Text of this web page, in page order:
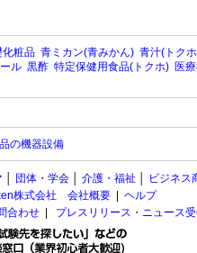
化粧品 青ミカン(青みかん) 青汁(トク
ル 黒酢 特定保健用食品(トクホ) 医
の機器設備
団体・学会 介護・福祉
ビジネス
株式会社 会社概要
ヘルプ
合わせ プレスリリース・ニュース